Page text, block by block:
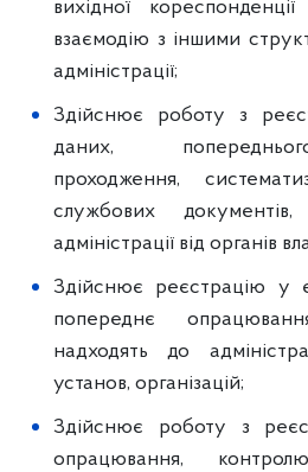
вихідної
взаємодію з іншими
адміністрації;
Здійснює роботу з
даних,
проходження,
службових
адміністрації від органів
Здійснює реєстрацію у
попереднє
надходять до
установ, організацій;
Здійснює роботу з
опрацювання,